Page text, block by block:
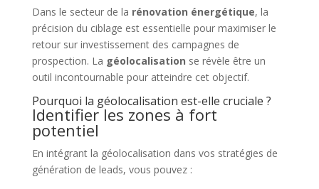
Dans le secteur de la rénovation énergétique, la
précision du ciblage est essentielle pour maximiser le
retour sur investissement des campagnes de
prospection. La géolocalisation se révèle être un
outil incontournable pour atteindre cet objectif.
Pourquoi la géolocalisation est-elle cruciale ?
Identifier les zones à fort
potentiel
En intégrant la géolocalisation dans vos stratégies de
génération de leads, vous pouvez :